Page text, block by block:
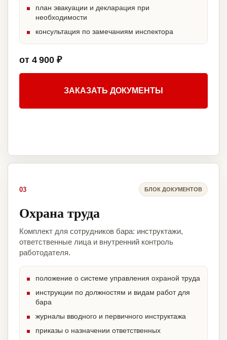
план эвакуации и декларация при
необходимости
консультация по замечаниям инспектора
от 4 900 ₽
ЗАКАЗАТЬ ДОКУМЕНТЫ
03 БЛОК ДОКУМЕНТОВ
Охрана труда
Комплект для сотрудников бара: инструктажи,
ответственные лица и внутренний контроль
работодателя.
положение о системе управления охраной труда
инструкции по должностям и видам работ для
бара
журналы вводного и первичного инструктажа
приказы о назначении ответственных